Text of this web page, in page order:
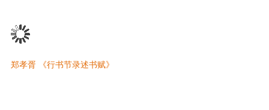
郑孝胥 《行书节录述书赋》